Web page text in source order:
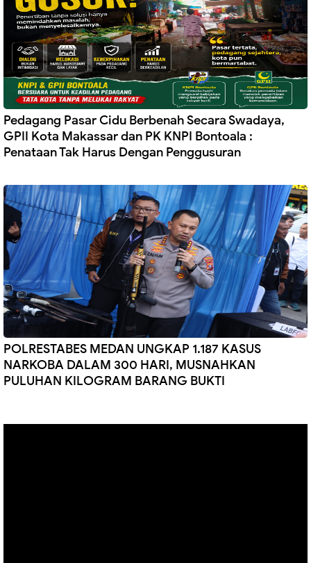
Pedagang Pasar Cidu Berbenah Secara Swadaya,
GPII Kota Makassar dan PK KNPI Bontoala :
Penataan Tak Harus Dengan Penggusuran
POLRESTABES MEDAN UNGKAP 1.187 KASUS
NARKOBA DALAM 300 HARI, MUSNAHKAN
PULUHAN KILOGRAM BARANG BUKTI